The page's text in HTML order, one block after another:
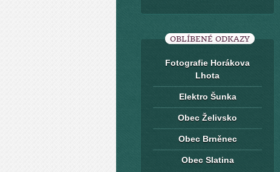
OBLÍBENÉ ODKAZY
Fotografie Horákova
Lhota
Elektro Šunka
Obec Želivsko
Obec Brněnec
Obec Slatina